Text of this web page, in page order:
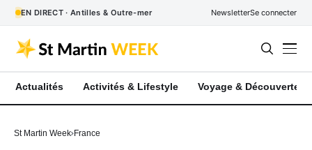
EN DIRECT · Antilles & Outre-mer NewsletterSe connecter
Actualités Activités & Lifestyle Voyage & Découverte
St Martin Week France